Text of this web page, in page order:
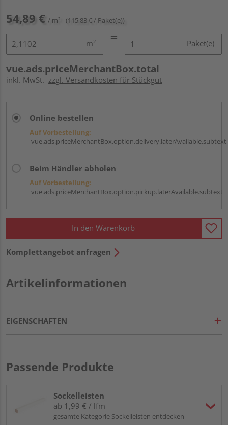
54,89 € / m² (115,83 € / Paket(e))
m² Paket(e)
vue.ads.priceMerchantBox.total
inkl. MwSt. zzgl. Versandkosten für Stückgut
Online bestellen
Auf Vorbestellung:
vue.ads.priceMerchantBox.option.delivery.laterAvailable.subtext
Beim Händler abholen
Auf Vorbestellung:
vue.ads.priceMerchantBox.option.pickup.laterAvailable.subtext
In den Warenkorb
Komplettangebot anfragen
Artikelinformationen
EIGENSCHAFTEN
Passende Produkte
Sockelleisten
ab 1,99 € / lfm
gesamte Kategorie Sockelleisten entdecken